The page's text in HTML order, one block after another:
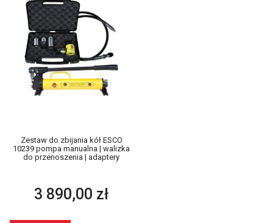
Zestaw do zbijania kół ESCO
10239 pompa manualna | walizka
do przenoszenia | adaptery
3 890,00 zł